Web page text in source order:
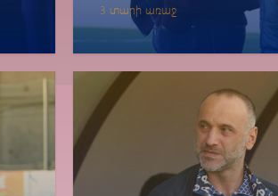
3 տարի առաջ
խաղային